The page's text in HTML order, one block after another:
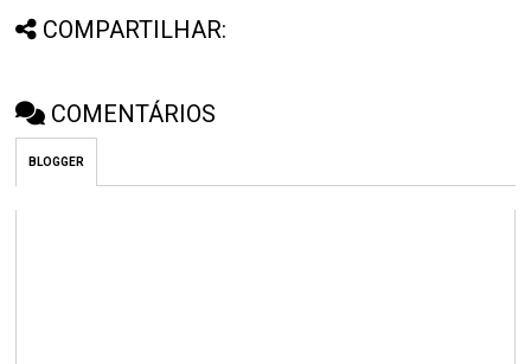
COMPARTILHAR:
COMENTÁRIOS
BLOGGER